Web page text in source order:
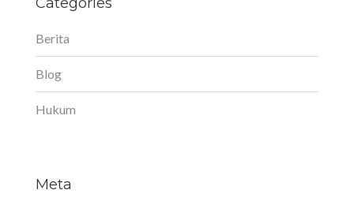
Berita
Blog
Hukum
Meta